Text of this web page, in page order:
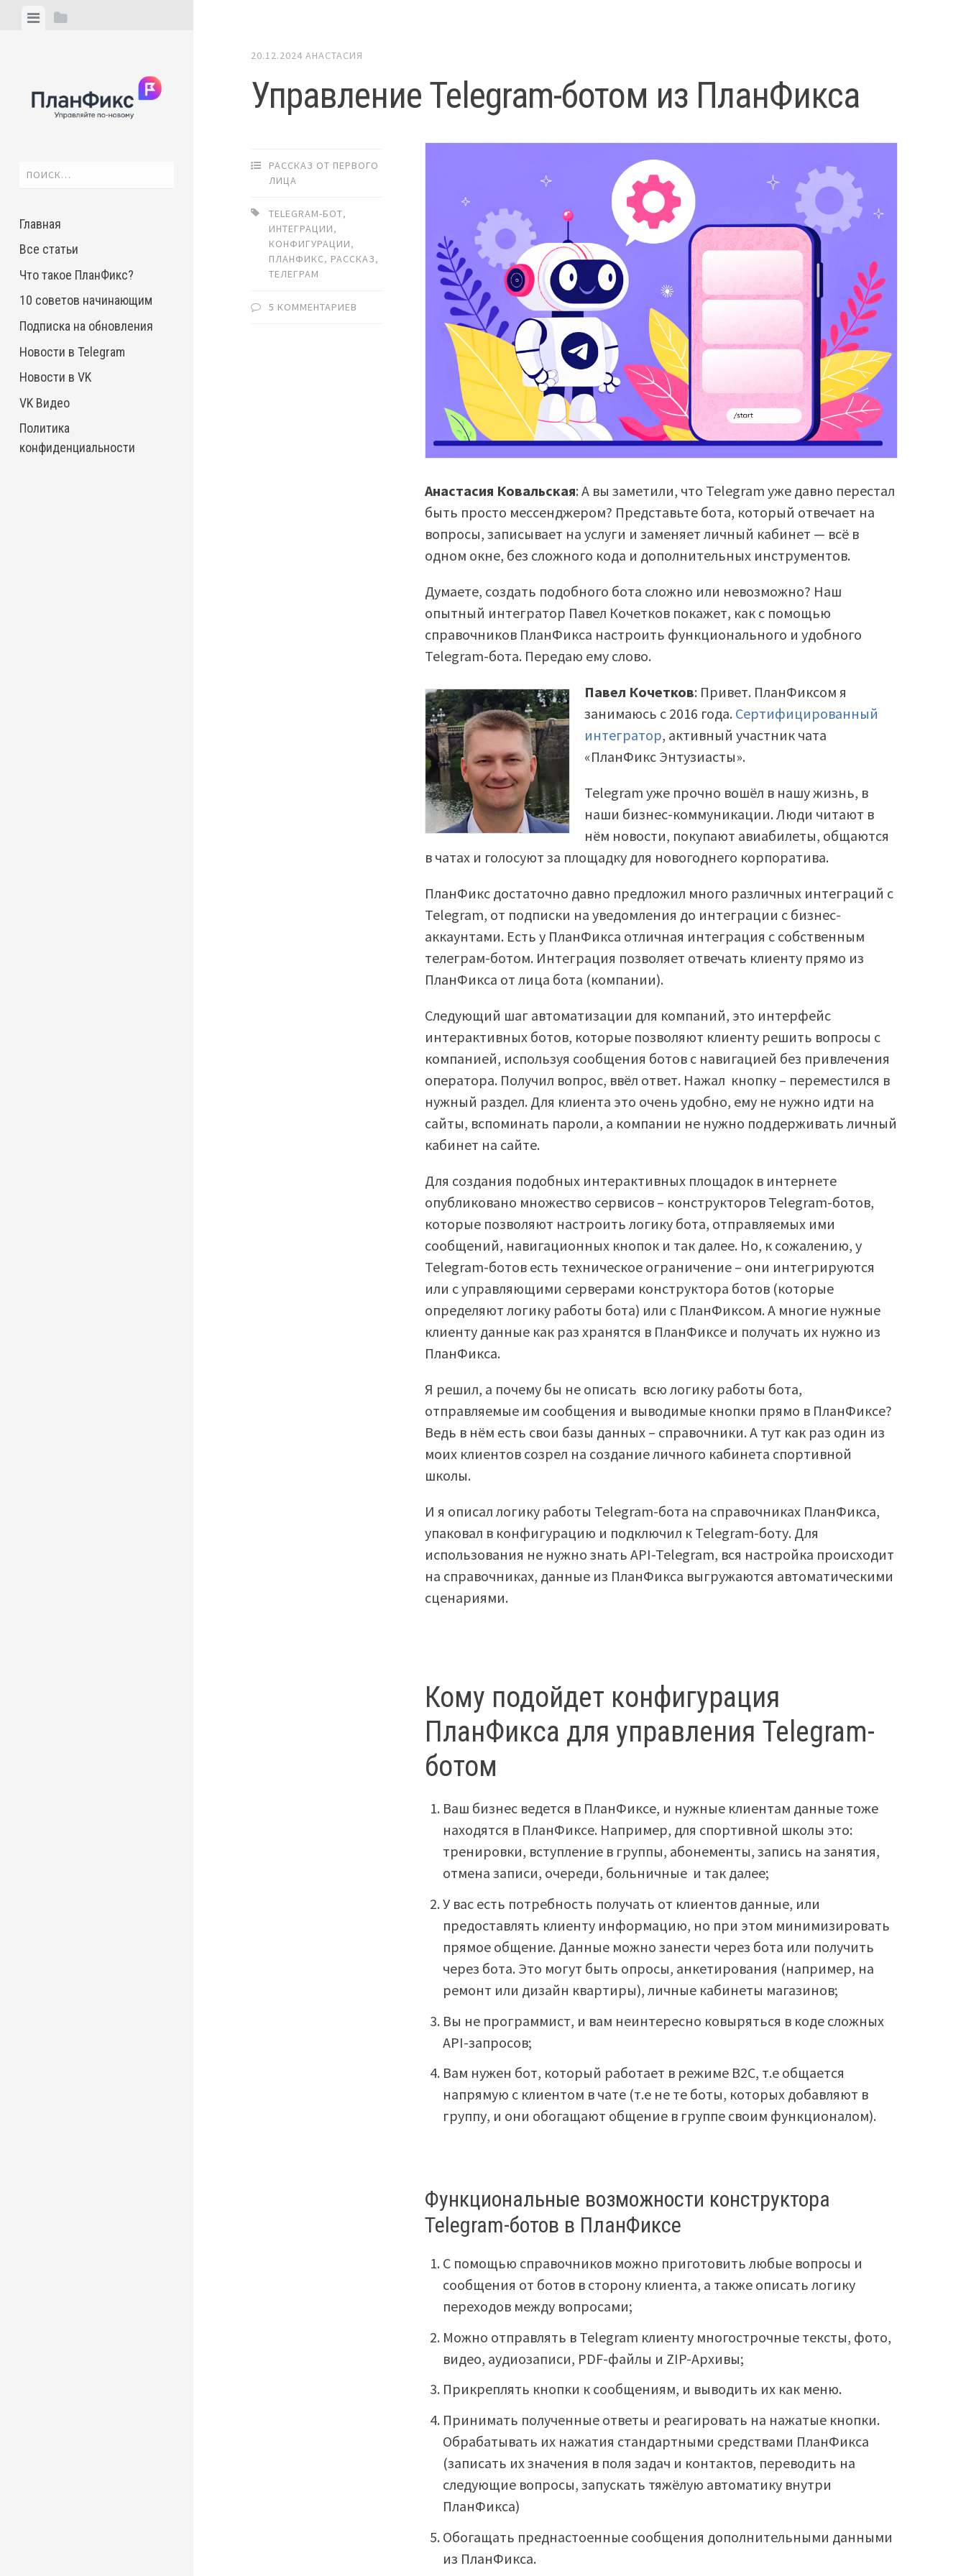
ViewView
Найти:
Главная
Все статьи
Что такое ПланФикс?
10 советов начинающим
Подписка на обновления
Новости в Telegram
Новости в VK
VK Видео
Политика
конфиденциальности
20.12.2024 АНАСТАСИЯ
Управление Telegram-ботом из ПланФикса
РАССКАЗ ОТ ПЕРВОГО
ЛИЦА
TELEGRAM-БОТ,
ИНТЕГРАЦИИ,
КОНФИГУРАЦИИ,
ПЛАНФИКС, РАССКАЗ,
ТЕЛЕГРАМ
5 КОММЕНТАРИЕВ
Анастасия Ковальская: А вы заметили, что Telegram уже давно перестал
быть просто мессенджером? Представьте бота, который отвечает на
вопросы, записывает на услуги и заменяет личный кабинет — всё в
одном окне, без сложного кода и дополнительных инструментов.
Думаете, создать подобного бота сложно или невозможно? Наш
опытный интегратор Павел Кочетков покажет, как с помощью
справочников ПланФикса настроить функционального и удобного
Telegram-бота. Передаю ему слово.
Павел Кочетков: Привет. ПланФиксом я
занимаюсь с 2016 года. Сертифицированный
интегратор, активный участник чата
«ПланФикс Энтузиасты».
Telegram уже прочно вошёл в нашу жизнь, в
наши бизнес-коммуникации. Люди читают в
нём новости, покупают авиабилеты, общаются
в чатах и голосуют за площадку для новогоднего корпоратива.
ПланФикс достаточно давно предложил много различных интеграций с
Telegram, от подписки на уведомления до интеграции с бизнес-
аккаунтами. Есть у ПланФикса отличная интеграция с собственным
телеграм-ботом. Интеграция позволяет отвечать клиенту прямо из
ПланФикса от лица бота (компании).
Следующий шаг автоматизации для компаний, это интерфейс
интерактивных ботов, которые позволяют клиенту решить вопросы с
компанией, используя сообщения ботов с навигацией без привлечения
оператора. Получил вопрос, ввёл ответ. Нажал кнопку – переместился в
нужный раздел. Для клиента это очень удобно, ему не нужно идти на
сайты, вспоминать пароли, а компании не нужно поддерживать личный
кабинет на сайте.
Для создания подобных интерактивных площадок в интернете
опубликовано множество сервисов – конструкторов Telegram-ботов,
которые позволяют настроить логику бота, отправляемых ими
сообщений, навигационных кнопок и так далее. Но, к сожалению, у
Telegram-ботов есть техническое ограничение – они интегрируются
или с управляющими серверами конструктора ботов (которые
определяют логику работы бота) или с ПланФиксом. А многие нужные
клиенту данные как раз хранятся в ПланФиксе и получать их нужно из
ПланФикса.
Я решил, а почему бы не описать всю логику работы бота,
отправляемые им сообщения и выводимые кнопки прямо в ПланФиксе?
Ведь в нём есть свои базы данных – справочники. А тут как раз один из
моих клиентов созрел на создание личного кабинета спортивной
школы.
И я описал логику работы Telegram-бота на справочниках ПланФикса,
упаковал в конфигурацию и подключил к Telegram-боту. Для
использования не нужно знать API-Telegram, вся настройка происходит
на справочниках, данные из ПланФикса выгружаются автоматическими
сценариями.
Кому подойдет конфигурация
ПланФикса для управления Telegram-
ботом
Ваш бизнес ведется в ПланФиксе, и нужные клиентам данные тоже
находятся в ПланФиксе. Например, для спортивной школы это:
тренировки, вступление в группы, абонементы, запись на занятия,
отмена записи, очереди, больничные и так далее;
У вас есть потребность получать от клиентов данные, или
предоставлять клиенту информацию, но при этом минимизировать
прямое общение. Данные можно занести через бота или получить
через бота. Это могут быть опросы, анкетирования (например, на
ремонт или дизайн квартиры), личные кабинеты магазинов;
Вы не программист, и вам неинтересно ковыряться в коде сложных
API-запросов;
Вам нужен бот, который работает в режиме B2C, т.е общается
напрямую с клиентом в чате (т.е не те боты, которых добавляют в
группу, и они обогащают общение в группе своим функционалом).
Функциональные возможности конструктора
Telegram-ботов в ПланФиксе
С помощью справочников можно приготовить любые вопросы и
сообщения от ботов в сторону клиента, а также описать логику
переходов между вопросами;
Можно отправлять в Telegram клиенту многострочные тексты, фото,
видео, аудиозаписи, PDF-файлы и ZIP-Архивы;
Прикреплять кнопки к сообщениям, и выводить их как меню.
Принимать полученные ответы и реагировать на нажатые кнопки.
Обрабатывать их нажатия стандартными средствами ПланФикса
(записать их значения в поля задач и контактов, переводить на
следующие вопросы, запускать тяжёлую автоматику внутри
ПланФикса)
Обогащать преднастоенные сообщения дополнительными данными
из ПланФикса.